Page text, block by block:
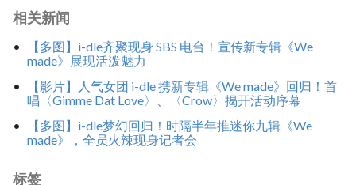
相关新闻
【多图】i-dle齐聚现身 SBS 电台！宣传新专辑《We
made》展现活泼魅力
【影片】人气女团 i-dle 携新专辑《We made》回归！首
唱〈Gimme Dat Love〉、〈Crow〉揭开活动序幕
【多图】i-dle梦幻回归！时隔半年推迷你九辑《We
made》，全员火辣现身记者会
标签